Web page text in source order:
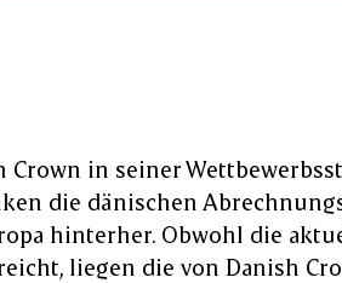
Crown in seiner
die dänischen
hinterher. Obwohl die
liegen die von Danish